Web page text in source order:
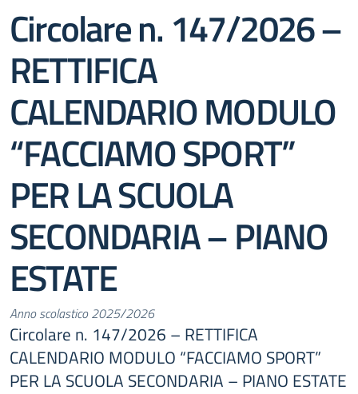
Circolare n. 147/2026 –
RETTIFICA
CALENDARIO MODULO
“FACCIAMO SPORT”
PER LA SCUOLA
SECONDARIA – PIANO
ESTATE
Anno scolastico 2025/2026
Circolare n. 147/2026 – RETTIFICA
CALENDARIO MODULO “FACCIAMO SPORT”
PER LA SCUOLA SECONDARIA – PIANO ESTATE